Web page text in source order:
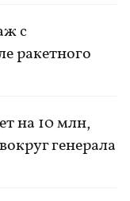
с
ракетного
на 10 млн,
генерала